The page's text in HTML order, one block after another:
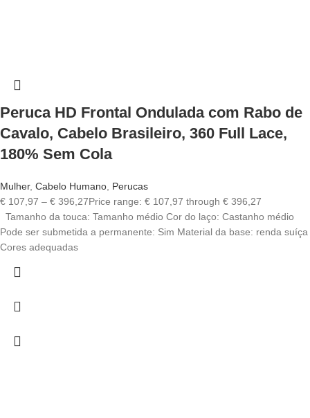
Peruca HD Frontal Ondulada com Rabo de
Cavalo, Cabelo Brasileiro, 360 Full Lace,
180% Sem Cola
Mulher, Cabelo Humano, Perucas
€ 107,97 – € 396,27Price range: € 107,97 through € 396,27
Tamanho da touca: Tamanho médio Cor do laço: Castanho médio
Pode ser submetida a permanente: Sim Material da base: renda suíça
Cores adequadas